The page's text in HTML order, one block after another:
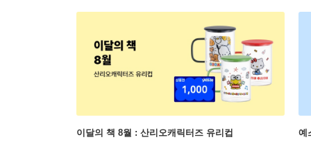
이달의 책 8월 : 산리오캐릭터즈 유리컵 예